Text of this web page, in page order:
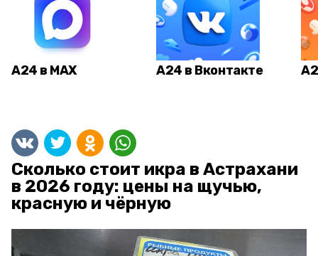
А24 в MAX А24 в Вконтакте
Сколько стоит икра в Астрахани
в 2026 году: цены на щучью,
красную и чёрную